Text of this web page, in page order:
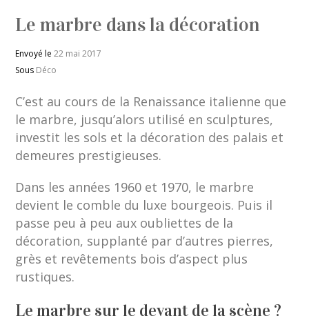
Le marbre dans la décoration
Envoyé le22 mai 2017
Sous Déco
C’est au cours de la Renaissance italienne que
le marbre, jusqu’alors utilisé en sculptures,
investit les sols et la décoration des palais et
demeures prestigieuses.
Dans les années 1960 et 1970, le marbre
devient le comble du luxe bourgeois. Puis il
passe peu à peu aux oubliettes de la
décoration, supplanté par d’autres pierres,
grès et revêtements bois d’aspect plus
rustiques.
Le marbre sur le devant de la scène ?